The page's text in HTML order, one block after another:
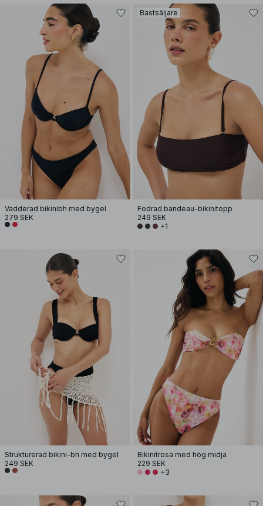
Vadderad bikinibh med bygel
279 SEK
Bästsäljare
Fodrad bandeau-bikinitopp
249 SEK
+1
Strukturerad bikini-bh med bygel
249 SEK
Bikinitrosa med hög midja
229 SEK
+3